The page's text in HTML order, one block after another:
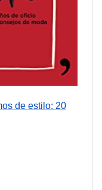
de estilo: 20